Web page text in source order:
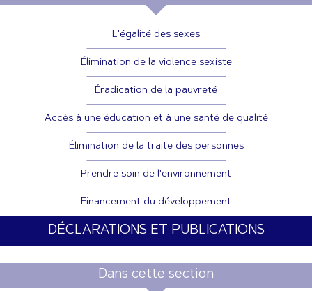
L'égalité des sexes
Élimination de la violence sexiste
Éradication de la pauvreté
Accès à une éducation et à une santé de qualité
Élimination de la traite des personnes
Prendre soin de l'environnement
Financement du développement
DÉCLARATIONS ET PUBLICATIONS
Dans cette section